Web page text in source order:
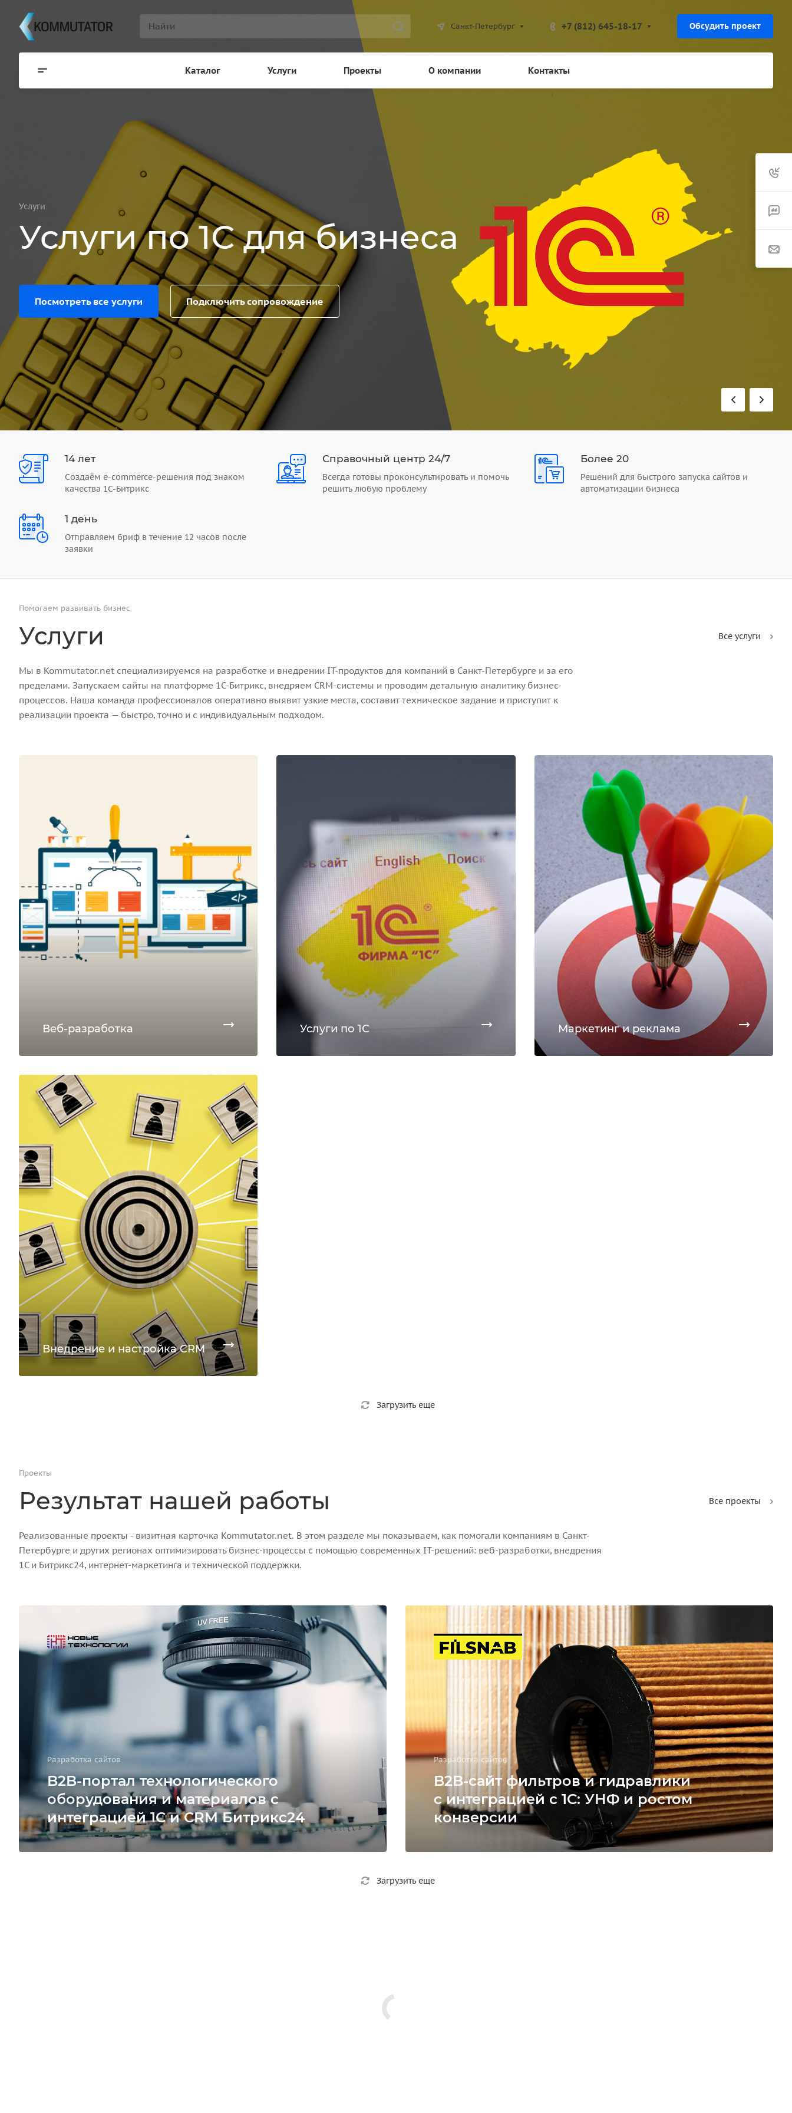
Санкт-Петербург +7 (812) 645-18-17 Обсудить проект
Каталог Услуги Проекты О компании Контакты
Услуги
Услуги по 1С для бизнеса
Посмотреть все услуги Подключить сопровождение
14 лет
Создаём e-commerce-решения под знаком
качества 1С-Битрикс
Справочный центр 24/7
Всегда готовы проконсультировать и помочь
решить любую проблему
Более 20
Решений для быстрого запуска сайтов и
автоматизации бизнеса
1 день
Отправляем бриф в течение 12 часов после
заявки
Помогаем развивать бизнес
Услуги Все услуги
Мы в Kommutator.net специализируемся на разработке и внедрении IT-продуктов для компаний в Санкт-Петербурге и за его
пределами. Запускаем сайты на платформе 1С-Битрикс, внедряем CRM-системы и проводим детальную аналитику бизнес-
процессов. Наша команда профессионалов оперативно выявит узкие места, составит техническое задание и приступит к
реализации проекта — быстро, точно и с индивидуальным подходом.
Веб-разработка Услуги по 1С Маркетинг и реклама
Внедрение и настройка CRM
Загрузить еще
Проекты
Результат нашей работы Все проекты
Реализованные проекты - визитная карточка Kommutator.net. В этом разделе мы показываем, как помогали компаниям в Санкт-
Петербурге и других регионах оптимизировать бизнес-процессы с помощью современных IT-решений: веб-разработки, внедрения
1С и Битрикс24, интернет-маркетинга и технической поддержки.
Разработка сайтов
B2B-портал технологического
оборудования и материалов с
интеграцией 1С и CRM Битрикс24
Разработка сайтов
B2B-сайт фильтров и гидравлики
с интеграцией с 1С: УНФ и ростом
конверсии
Загрузить еще